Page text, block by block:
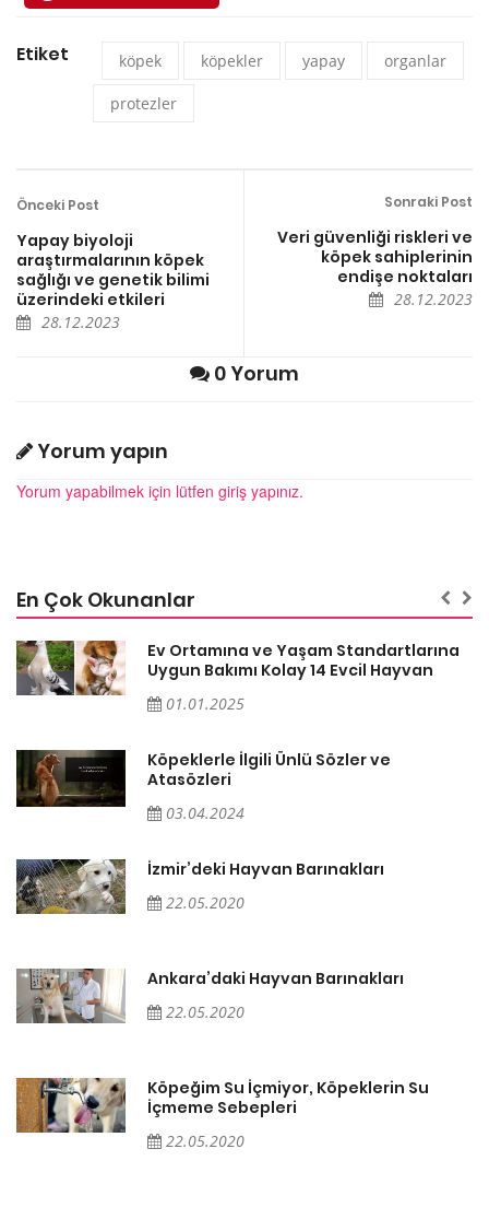
Etiket köpek köpekler yapay organlar
protezler
Önceki Post
Yapay biyoloji
araştırmalarının köpek
sağlığı ve genetik bilimi
üzerindeki etkileri
28.12.2023
Sonraki Post
Veri güvenliği riskleri ve
köpek sahiplerinin
endişe noktaları
28.12.2023
0 Yorum
Yorum yapın
Yorum yapabilmek için lütfen giriş yapınız.
En Çok Okunanlar
Ev Ortamına ve Yaşam Standartlarına
Uygun Bakımı Kolay 14 Evcil Hayvan
01.01.2025
Köpeklerle İlgili Ünlü Sözler ve
Atasözleri
03.04.2024
İzmir’deki Hayvan Barınakları
22.05.2020
Ankara’daki Hayvan Barınakları
22.05.2020
Köpeğim Su İçmiyor, Köpeklerin Su
İçmeme Sebepleri
22.05.2020